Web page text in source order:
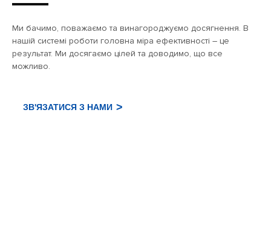
Ми бачимо, поважаємо та винагороджуємо досягнення. В
нашій системі роботи головна міра ефективності – це
результат. Ми досягаємо цілей та доводимо, що все
можливо.
ЗВ'ЯЗАТИСЯ З НАМИ